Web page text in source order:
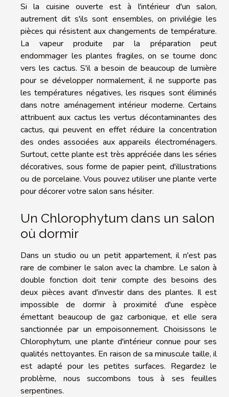
Si la cuisine ouverte est à l'intérieur d'un salon,
autrement dit s'ils sont ensembles, on privilégie les
pièces qui résistent aux changements de température.
La vapeur produite par la préparation peut
endommager les plantes fragiles, on se tourne donc
vers les cactus. S'il a besoin de beaucoup de lumière
pour se développer normalement, il ne supporte pas
les températures négatives, les risques sont éliminés
dans notre aménagement intérieur moderne. Certains
attribuent aux cactus les vertus décontaminantes des
cactus, qui peuvent en effet réduire la concentration
des ondes associées aux appareils électroménagers.
Surtout, cette plante est très appréciée dans les séries
décoratives, sous forme de papier peint, d'illustrations
ou de porcelaine. Vous pouvez utiliser une plante verte
pour décorer votre salon sans hésiter.
Un Chlorophytum dans un salon
où dormir
Dans un studio ou un petit appartement, il n'est pas
rare de combiner le salon avec la chambre. Le salon à
double fonction doit tenir compte des besoins des
deux pièces avant d'investir dans des plantes. Il est
impossible de dormir à proximité d'une espèce
émettant beaucoup de gaz carbonique, et elle sera
sanctionnée par un empoisonnement. Choisissons le
Chlorophytum, une plante d'intérieur connue pour ses
qualités nettoyantes. En raison de sa minuscule taille, il
est adapté pour les petites surfaces. Regardez le
problème, nous succombons tous à ses feuilles
serpentines.